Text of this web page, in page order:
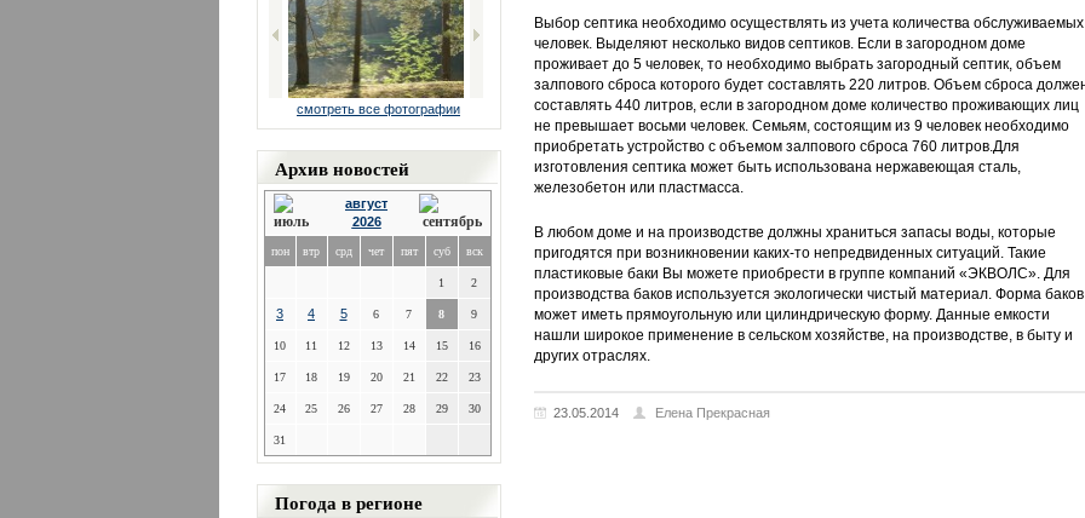
смотреть все фотографии
Архив новостей
август
2026
пон втр срд чет пят суб вск
1 2
3 4 5 6 7 8 9
10 11 12 13 14 15 16
17 18 19 20 21 22 23
24 25 26 27 28 29 30
31
Погода в регионе
Выбор септика необходимо осуществлять из учета количества обслуживаемых
человек. Выделяют несколько видов септиков. Если в загородном доме
проживает до 5 человек, то необходимо выбрать загородный септик, объем
залпового сброса которого будет составлять 220 литров. Объем сброса
составлять 440 литров, если в загородном доме количество проживающих лиц
не превышает восьми человек. Семьям, состоящим из 9 человек необходимо
приобретать устройство с объемом залпового сброса 760 литров.Для
изготовления септика может быть использована нержавеющая сталь,
железобетон или пластмасса.
В любом доме и на производстве должны храниться запасы воды, которые
пригодятся при возникновении каких-то непредвиденных ситуаций. Такие
пластиковые баки Вы можете приобрести в группе компаний «ЭКВОЛС». Для
производства баков используется экологически чистый материал. Форма баков
может иметь прямоугольную или цилиндрическую форму. Данные емкости
нашли широкое применение в сельском хозяйстве, на производстве, в быту и
других отраслях.
23.05.2014 Елена Прекрасная